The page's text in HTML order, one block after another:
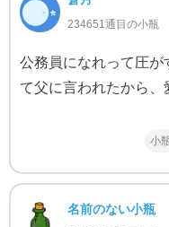
234651通目の小瓶
公務員になれって圧が
て父に言われたから、
小
名前のない小瓶